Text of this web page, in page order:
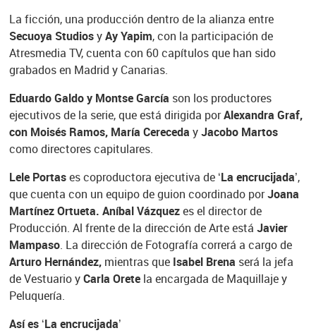
La ficción, una producción dentro de la alianza entre
Secuoya StudiosyAy Yapim, con la participación de
Atresmedia TV, cuenta con 60 capítulos que han sido
grabados en Madrid y Canarias.
Eduardo Galdo y Montse García son los productores
ejecutivos de la serie, que está dirigida porAlexandra Graf,
con Moisés Ramos, María Cereceda yJacobo Martos
como directores capitulares.
Lele Portases coproductora ejecutiva de ‘La encrucijada’,
que cuenta con un equipo de guion coordinado porJoana
Martínez Ortueta. Aníbal Vázquezes el director de
Producción. Al frente de la dirección de Arte está Javier
Mampaso. La dirección de Fotografía correrá a cargo de
Arturo Hernández,mientras que Isabel Brena será la jefa
de Vestuario yCarla Oretela encargada de Maquillaje y
Peluquería.
Así es ‘La encrucijada’